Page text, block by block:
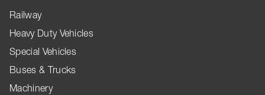
Railway
Heavy Duty Vehicles
Special Vehicles
Buses & Trucks
Machinery